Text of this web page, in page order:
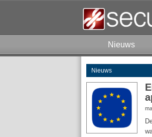
Nieuws
Nieuws